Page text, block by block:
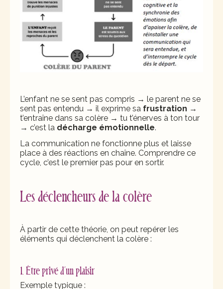
L’enfant ne se sent pas compris → le parent ne se
sent pas entendu → il exprime sa frustration →
t’entraîne dans sa colère → tu t’énerves à ton tour
→ c’est la décharge émotionnelle.
La communication ne fonctionne plus et laisse
place à des réactions en chaîne. Comprendre ce
cycle, c’est le premier pas pour en sortir.
Les déclencheurs de la colère
À partir de cette théorie, on peut repérer les
éléments qui déclenchent la colère :
1. Être privé d’un plaisir
Exemple typique :